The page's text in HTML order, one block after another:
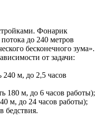
Фонарик
потока до 240 метров
бесконечного зума».
от задачи:
м, до 2,5 часов
180 м, до 6 часов работы);
м, до 24 часов работы);
бедствия.